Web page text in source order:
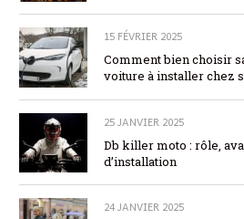
15 FÉVRIER 2025
Comment bien choisir
voiture à installer chez
25 JANVIER 2025
Db killer moto : rôle,
d’installation
24 JANVIER 2025